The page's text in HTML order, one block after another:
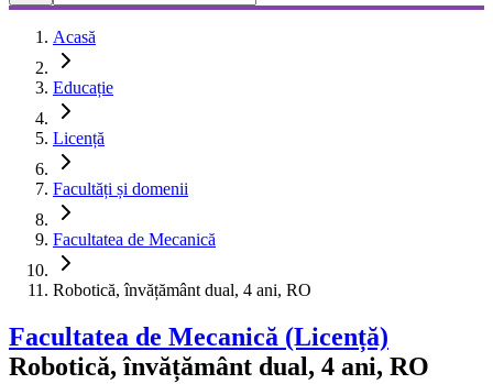
Acasă
Educație
Licență
Facultăți și domenii
Facultatea de Mecanică
Robotică, învățământ dual, 4 ani, RO
Facultatea de Mecanică (Licență)
Robotică, învățământ dual, 4 ani, RO